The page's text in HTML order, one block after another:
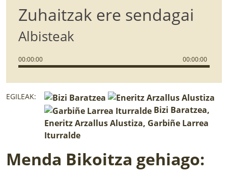
Zuhaitzak ere sendagai
Albisteak
00:00:00 00:00:00
EGILEAK:
Bizi Baratzea,
Eneritz Arzallus Alustiza, Garbiñe Larrea
Iturralde
Menda Bikoitza gehiago: